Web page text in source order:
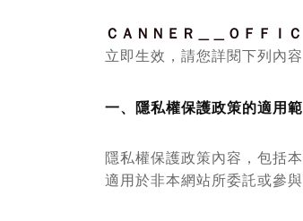
ＣＡＮＮＥＲ＿＿ＯＦＦＩ
立即生效，請您詳閱下列內容
一、隱私權保護政策的適用
隱私權保護政策內容，包括
適用於非本網站所委託或參與